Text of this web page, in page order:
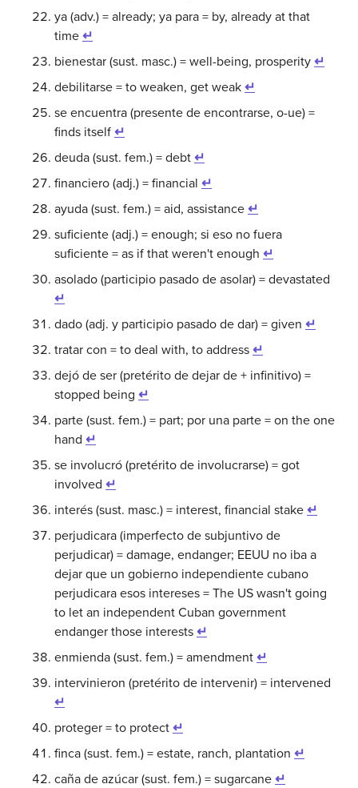
ya (adv.) = already; ya para = by, already at that
time ↵
bienestar (sust. masc.) = well-being, prosperity ↵
debilitarse = to weaken, get weak ↵
se encuentra (presente de encontrarse, o-ue) =
finds itself ↵
deuda (sust. fem.) = debt ↵
financiero (adj.) = financial ↵
ayuda (sust. fem.) = aid, assistance ↵
suficiente (adj.) = enough; si eso no fuera
suficiente = as if that weren't enough ↵
asolado (participio pasado de asolar) = devastated
↵
dado (adj. y participio pasado de dar) = given ↵
tratar con = to deal with, to address ↵
dejó de ser (pretérito de dejar de + infinitivo) =
stopped being ↵
parte (sust. fem.) = part; por una parte = on the one
hand ↵
se involucró (pretérito de involucrarse) = got
involved ↵
interés (sust. masc.) = interest, financial stake ↵
perjudicara (imperfecto de subjuntivo de
perjudicar) = damage, endanger; EEUU no iba a
dejar que un gobierno independiente cubano
perjudicara esos intereses = The US wasn't going
to let an independent Cuban government
endanger those interests ↵
enmienda (sust. fem.) = amendment ↵
intervinieron (pretérito de intervenir) = intervened
↵
proteger = to protect ↵
finca (sust. fem.) = estate, ranch, plantation ↵
caña de azúcar (sust. fem.) = sugarcane ↵